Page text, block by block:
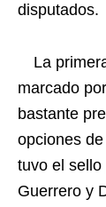
disputados.
La
marcado
bastante
opciones
tuvo el
Guerrero y